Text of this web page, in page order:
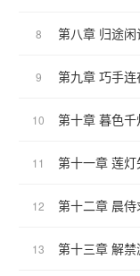
8 第八章 归途
9 第九章 巧手
10 第十章 暮色
11 第十一章 莲
12 第十二章 晨
13 第十三章 解